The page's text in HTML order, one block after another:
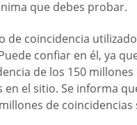
que debes probar.
de coincidencia
confiar en él, ya
de los 150
en el sitio. Se informa
de coincidencias